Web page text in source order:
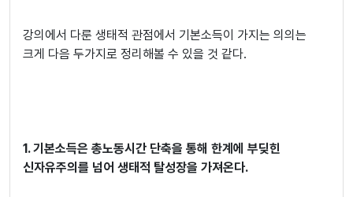
강의에서 다룬 생태적 관점에서 기본소득이 가지는 의의는
크게 다음 두가지로 정리해볼 수 있을 것 같다.
1.기본소득은 총노동시간 단축을 통해 한계에 부딪힌
신자유주의를 넘어 생태적 탈성장을 가져온다.